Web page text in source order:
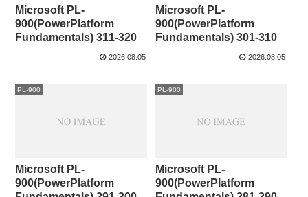
Microsoft PL-
900(PowerPlatform
Fundamentals) 311-320
2026.08.05
Microsoft PL-
900(PowerPlatform
Fundamentals) 301-310
2026.08.05
PL-900
Microsoft PL-
900(PowerPlatform
PL-900
Microsoft PL-
900(PowerPlatform